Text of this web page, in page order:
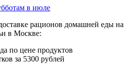
в июле
рационов домашней еды на
в Москве:
по цене продуктов
за 5300 рублей